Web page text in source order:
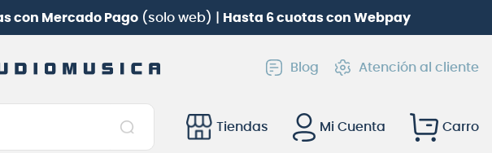
con Mercado Pago(solo web) | Hasta 6 cuotas con Webpay
Blog Atención al cliente
Tiendas
Mi Cuenta